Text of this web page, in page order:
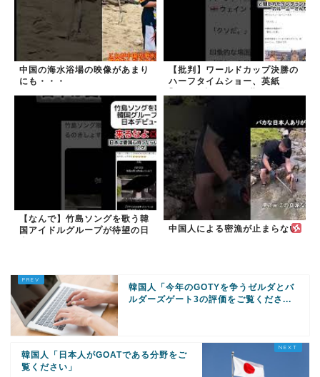
中国の海水浴場の映像があまり
にも・・・
【批判】ワールドカップ決勝の
ハーフタイムショー、英紙
た｣
【なんで】竹島ソングを歌う韓
国アイドルグループが待望の日
中国人による密漁が止まらない
韓国人「今年のGOTYを争うゼルダとバ
ルダーズゲート3の評価をご覧くださ...
韓国人「日本人がGOATである分野をご
覧ください」